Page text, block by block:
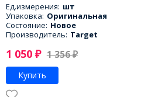
Ед.измерения: шт
Упаковка: Оригинальная
Состояние: Новое
Производитель: Target
1 050 ₽ 1 356₽
Купить